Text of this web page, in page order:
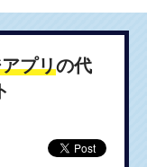
プリの代